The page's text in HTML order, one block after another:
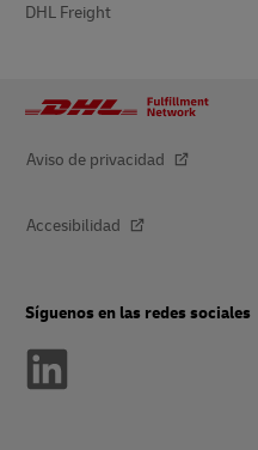
DHL Freight
Aviso de privacidad
Accesibilidad
Síguenos en las redes sociales